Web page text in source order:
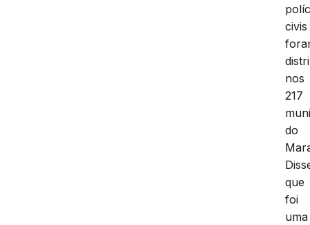
civis
nos
217
do
que
foi
uma